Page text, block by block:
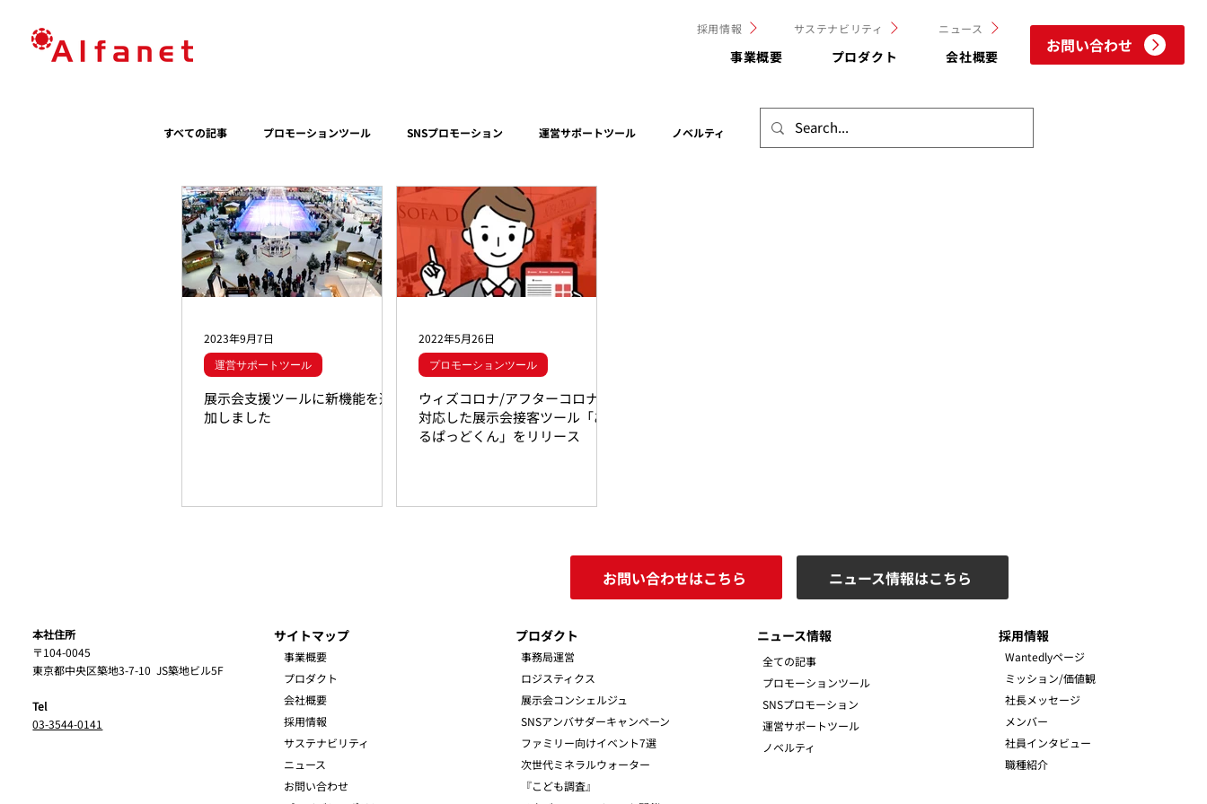
採用情報 サステナビリティ ニュース
事業概要 プロダクト 会社概要
お問い合わせ
すべての記事 プロモーションツール SNSプロモーション 運営サポートツール ノベルティ 現場レポート
パッケージイベント 更新情報 プレスリリース 自社イベント
サステナビリティ
展示会支援ツールに新機能を追
加しました
運営サポートツール
2023年9月7日
ウィズコロナ/アフターコロナに
対応した展示会接客ツール「あ
るぱっどくん」をリリース
プロモーションツール
2022年5月26日
本社住所
〒104-0045
東京都中央区築地3-7-10JS築地ビル5F
Tel
03-3544-0141
サイトマップ
事業概要
プロダクト
会社概要
採用情報
サステナビリティ
ニュース
お問い合わせ
プロダクト
事務局運営
ロジスティクス
展示会コンシェルジュ
SNSアンバサダーキャンペーン
ファミリー向けイベント7選
次世代ミネラルウォーター
『こども調査』
ニュース情報
全ての記事
プロモーションツール
SNSプロモーション
運営サポートツール
ノベルティ
採用情報
Wantedlyページ
ミッション/価値観
社長メッセージ
メンバー
社員インタビュー
職種紹介
ニュース情報はこちら
お問い合わせはこちら